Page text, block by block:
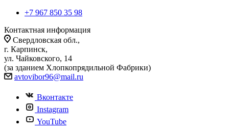
+7 967 850 35 98
Контактная информация
Свердловская обл.,
г. Карпинск,
ул. Чайковского, 14
(за зданием Хлопкопрядильной Фабрики)
avtovibor96@mail.ru
Вконтакте
Instagram
YouTube